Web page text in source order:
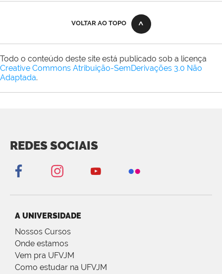
VOLTAR AO TOPO
Todo o conteúdo deste site está publicado sob a licença
Creative Commons Atribuição-SemDerivações 3.0 Não
Adaptada.
REDES SOCIAIS
A UNIVERSIDADE
Nossos Cursos
Onde estamos
Vem pra UFVJM
Como estudar na UFVJM